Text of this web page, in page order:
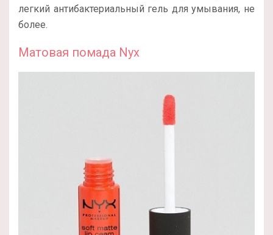
легкий антибактериальный гель для умывания, не
более.
Матовая помада Nyx